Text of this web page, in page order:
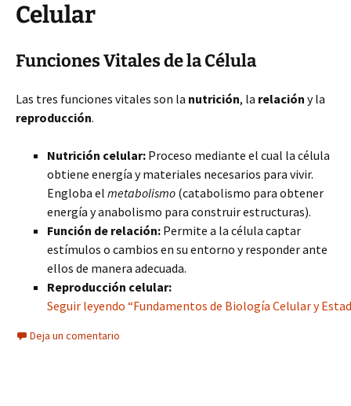
Celular
Funciones Vitales de la Célula
Las tres funciones vitales son la nutrición, la relación y la
reproducción.
Nutrición celular: Proceso mediante el cual la célula
obtiene energía y materiales necesarios para vivir.
Engloba el metabolismo (catabolismo para obtener
energía y anabolismo para construir estructuras).
Función de relación: Permite a la célula captar
estímulos o cambios en su entorno y responder ante
ellos de manera adecuada.
Reproducción celular:
Seguir leyendo “Fundamentos de Biología Celular y
Deja un comentario